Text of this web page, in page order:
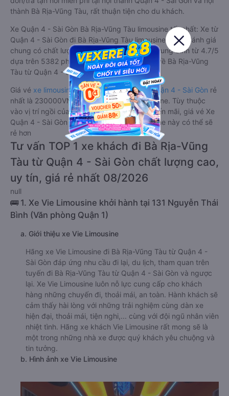
thành Bà Rịa-Vũng Tàu, rất thuận tiện cho du khách.
Xe Quận 4 - Sài Gòn Bà Rịa-Vũng Tàu limousine tốt nhất: Xe từ
Quận 4 - Sài Gòn đi Bà Rịa-Vũng Tàu limousine được đánh giá
chung có chất lượng Tốt với điểm đánh giá trung bình từ 4.7/5
dựa trên 5382 phản hồi của hành khách Xe về Bà Rịa-Vũng
Tàu từ Quận 4 - Sài Gòn.
Giá vé xe limousine đi Bà Rịa-Vũng Tàu từ Quận 4 - Sài Gòn rẻ
nhất là 230000VND của hãng xe Vie Limousine. Tùy thuộc
vào vị trí ngồi của bạn và chương trình khuyến mãi, giá vé Xe
Quận 4 - Sài Gòn đi Bà Rịa-Vũng Tàu limousine này có thể sẽ
rẻ hơn
Tư vấn TOP 1 xe khách đi Bà Rịa-Vũng
Tàu từ Quận 4 - Sài Gòn chất lượng cao,
uy tín, giá rẻ nhất 08/2026
null
🚌 1. Xe Vie Limousine khởi hành tại 131 Nguyễn Thái
Bình (Văn phòng Quận 1)
a. Giới thiệu xe Vie Limousine
Hãng xe Vie Limousine đi Bà Rịa-Vũng Tàu từ Quận 4 -
Sài Gòn đáp ứng nhu cầu đi lại, du lịch, tham quan trên
tuyến đi Bà Rịa-Vũng Tàu từ Quận 4 - Sài Gòn và ngược
lại. Xe Vie Limousine luôn nỗ lực cung cấp cho khách
hàng những chuyến đi, thoải mái, an toàn. Hành khách sẽ
cảm thấy hài lòng với những trải nghiệm cùng dàn xe
hiện đại, thoải mái, tiện nghi,... cùng với đội ngũ nhân viên
nhiệt tình. Hãng xe khách Vie Limousine rất mong sẽ là
một trong những nhà xe được quý khách yêu chuộng và
tin tưởng.
b. Hình ảnh xe Vie Limousine